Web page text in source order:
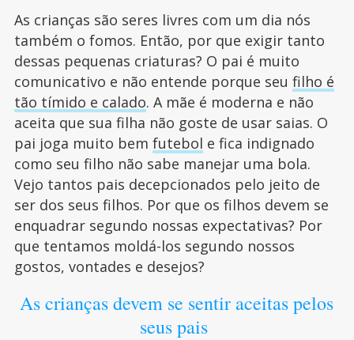
As crianças são seres livres com um dia nós
também o fomos. Então, por que exigir tanto
dessas pequenas criaturas? O pai é muito
comunicativo e não entende porque seu filho é
tão tímido e calado. A mãe é moderna e não
aceita que sua filha não goste de usar saias. O
pai joga muito bem futebol e fica indignado
como seu filho não sabe manejar uma bola.
Vejo tantos pais decepcionados pelo jeito de
ser dos seus filhos. Por que os filhos devem se
enquadrar segundo nossas expectativas? Por
que tentamos moldá-los segundo nossos
gostos, vontades e desejos?
As crianças devem se sentir aceitas pelos
seus pais